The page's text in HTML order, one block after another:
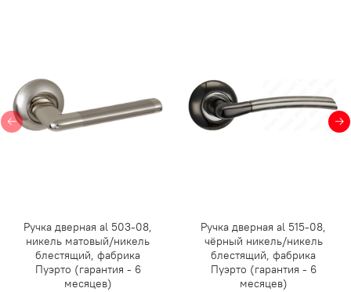
Ручка дверная al 503-08,
никель матовый/никель
блестящий, фабрика
Пуэрто (гарантия - 6
месяцев)
Ручка дверная al 515-08,
чёрный никель/никель
блестящий, фабрика
Пуэрто (гарантия - 6
месяцев)